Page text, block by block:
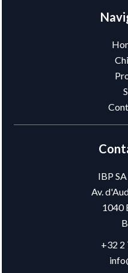
IBP
Av.
1040
+32 2